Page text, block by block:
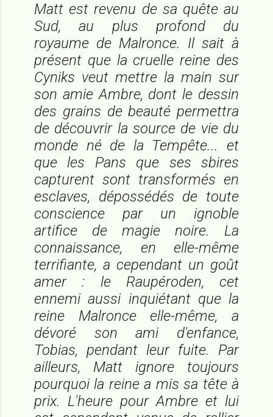
Matt est revenu de sa quête au
Sud, au plus profond du
royaume de Malronce. Il sait à
présent que la cruelle reine des
Cyniks veut mettre la main sur
son amie Ambre, dont le dessin
des grains de beauté permettra
de découvrir la source de vie du
monde né de la Tempête... et
que les Pans que ses sbires
capturent sont transformés en
esclaves, dépossédés de toute
conscience par un ignoble
artifice de magie noire. La
connaissance, en elle-même
terrifiante, a cependant un goût
amer : le Raupéroden, cet
ennemi aussi inquiétant que la
reine Malronce elle-même, a
dévoré son ami d'enfance,
Tobias, pendant leur fuite. Par
ailleurs, Matt ignore toujours
pourquoi la reine a mis sa tête à
prix. L'heure pour Ambre et lui